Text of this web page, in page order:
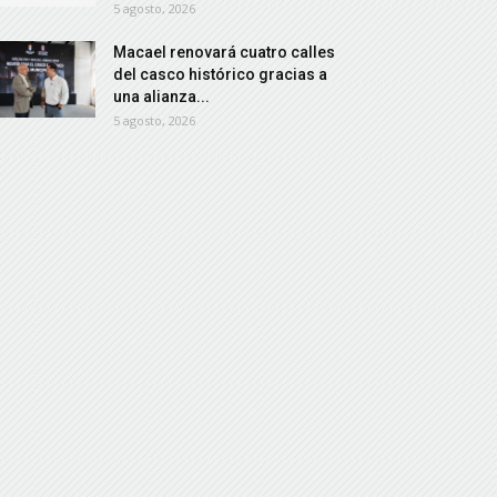
5 agosto, 2026
Macael renovará cuatro calles
del casco histórico gracias a
una alianza...
5 agosto, 2026